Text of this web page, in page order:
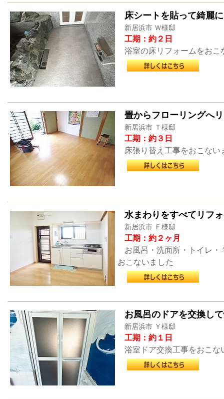
床シートを貼って綺麗
新居浜市 Ｗ様邸
工期：約２日
浴室の床リフォームをおこ
畳からフローリングへ
新居浜市 Ｔ様邸
工期：約３日
床張り替え工事をおこない
水まわりをすべてリフ
新居浜市 Ｆ様邸
工期：約２ヶ月
お風呂・洗面所・トイレ
おこないました
お風呂のドアを交換し
新居浜市 Ｙ様邸
工期：約１日
浴室ドア交換工事をおこな